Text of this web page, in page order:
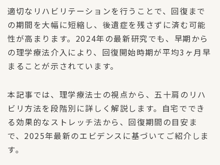
適切なリハビリテーションを行うことで、回復まで
の期間を大幅に短縮し、後遺症を残さずに済む可能
性が高まります。2024年の最新研究でも、早期から
の理学療法介入により、回復開始時期が平均3ヶ月早
まることが示されています。
本記事では、理学療法士の視点から、五十肩のリハ
ビリ方法を段階別に詳しく解説します。自宅ででき
る効果的なストレッチ法から、回復期間の目安ま
で、2025年最新のエビデンスに基づいてご紹介しま
す。